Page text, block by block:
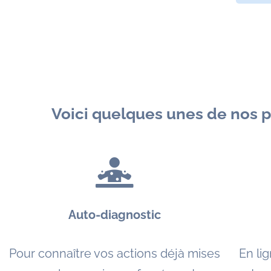
Voici quelques unes de nos
Auto-diagnostic
Pour connaître vos actions déjà mises
En